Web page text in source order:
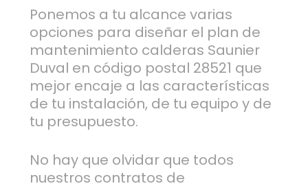
Ponemos a tu alcance varias
opciones para diseñar el plan de
mantenimiento calderas Saunier
Duval en código postal 28521 que
mejor encaje a las características
de tu instalación, de tu equipo y de
tu presupuesto.
No hay que olvidar que todos
nuestros contratos de